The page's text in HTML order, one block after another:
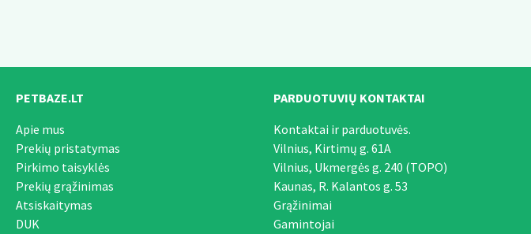
PETBAZE.LT
Apie mus
Prekių pristatymas
Pirkimo taisyklės
Prekių grąžinimas
Atsiskaitymas
DUK
PARDUOTUVIŲ KONTAKTAI
Kontaktai ir parduotuvės.
Vilnius, Kirtimų g. 61A
Vilnius, Ukmergės g. 240 (TOPO)
Kaunas, R. Kalantos g. 53
Grąžinimai
Gamintojai